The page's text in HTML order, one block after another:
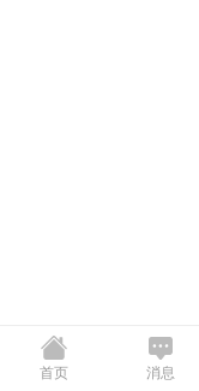
首页 消息